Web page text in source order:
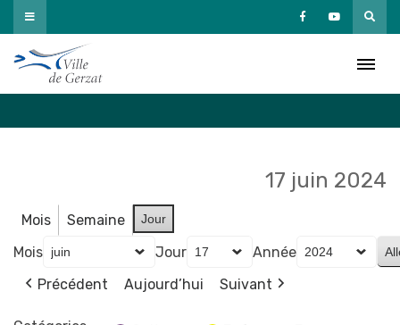
Passer
au
contenu
17 juin 2024
Mois Semaine Jour
Mois Jour
Année
Précédent
Aujourd’hui Suivant